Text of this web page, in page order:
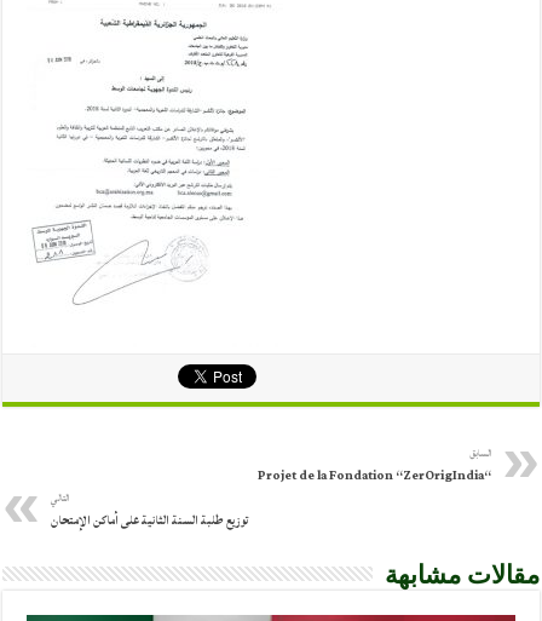
السابق
“Projet de la Fondation “ZerOrigIndia
التالي
توزيع طلبة السنة الثانية على أماكن الإمتحان
مقالات مشابهة